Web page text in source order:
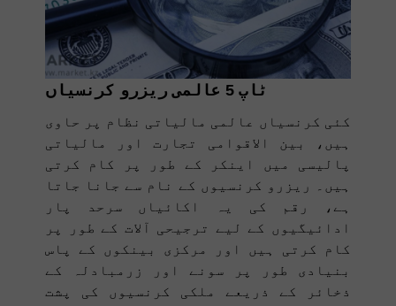
ٹاپ 5 عالمی ریزرو کرنسیاں
کئی کرنسیاں عالمی مالیاتی نظام پر حاوی
ہیں، بین الاقوامی تجارت اور مالیاتی
پالیسی میں اینکر کے طور پر کام کرتی
ہیں۔ ریزرو کرنسیوں کے نام سے جانا جاتا
ہے، رقم کی یہ اکائیاں سرحد پار
ادائیگیوں کے لیے ترجیحی آلات کے طور پر
کام کرتی ہیں اور مرکزی بینکوں کے پاس
بنیادی طور پر سونے اور زرمبادلہ کے
ذخائر کے ذریعے ملکی کرنسیوں کی پشت